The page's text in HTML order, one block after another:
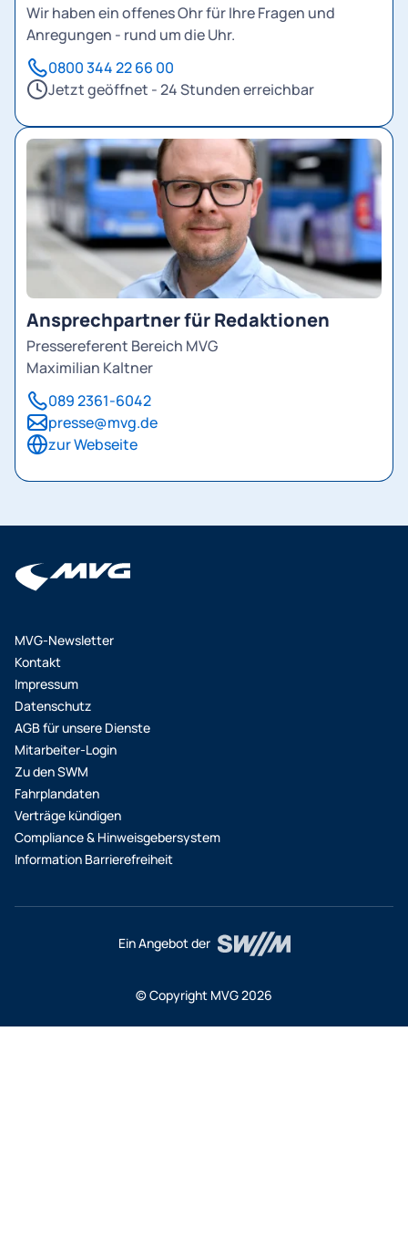
Wir haben ein offenes Ohr für Ihre Fragen und
Anregungen - rund um die Uhr.
0800 344 22 66 00
Jetzt geöffnet - 24 Stunden erreichbar
Ansprechpartner für Redaktionen
Pressereferent Bereich MVG
Maximilian Kaltner
089 2361-6042
presse@mvg.de
zur Webseite
MVG-Newsletter
Kontakt
Impressum
Datenschutz
AGB für unsere Dienste
Mitarbeiter-Login
Zu den SWM
Fahrplandaten
Verträge kündigen
Compliance & Hinweisgebersystem
Information Barrierefreiheit
© Copyright MVG 2026
Ein Angebot der